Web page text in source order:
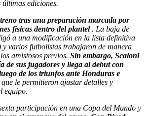
últimas ediciones.
tras una preparación marcada por
físicas dentro del plantel. La baja de
a una modificación en la lista definitiva
y varios futbolistas trabajaron de manera
amistosos previos. Sin embargo, Scaloni
de sus jugadores y llega al debut con
de los triunfos ante Honduras e
que le permitieron ajustar detalles y
equipo.
participación en una Copa del Mundo y